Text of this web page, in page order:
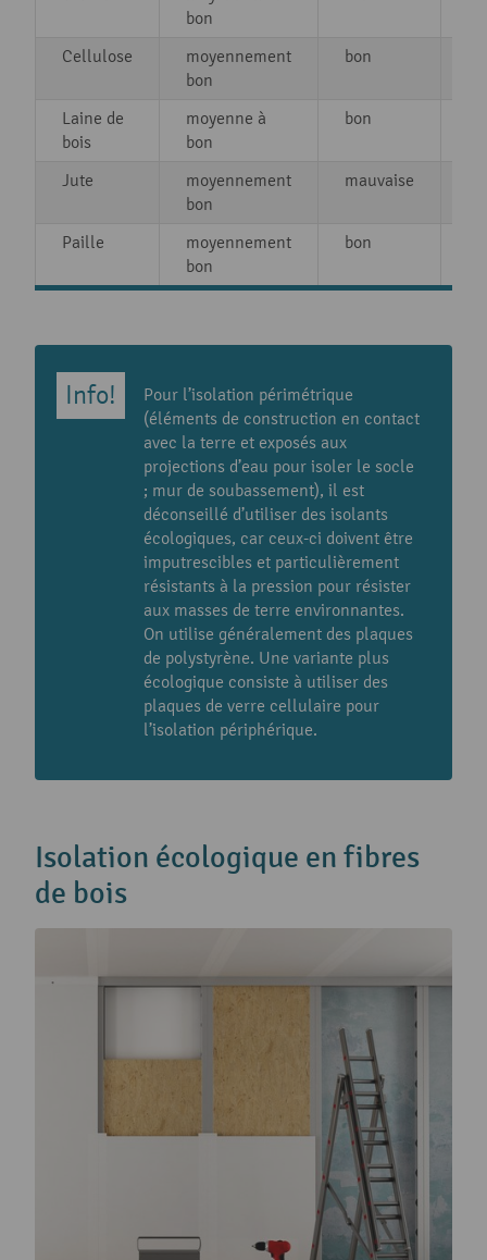
bon
Cellulose
moyennement
bon
bon
Laine de
bois
moyenne à
bon
bon
Jute
moyennement
bon
mauvaise
Paille
moyennement
bon
bon
Pour l’isolation périmétrique
(éléments de construction en contact
avec la terre et exposés aux
projections d’eau pour isoler le socle
; mur de soubassement), il est
déconseillé d’utiliser des isolants
écologiques, car ceux-ci doivent être
imputrescibles et particulièrement
résistants à la pression pour résister
aux masses de terre environnantes.
On utilise généralement des plaques
de polystyrène. Une variante plus
écologique consiste à utiliser des
plaques de verre cellulaire pour
l’isolation périphérique.
Isolation écologique en fibres
de bois